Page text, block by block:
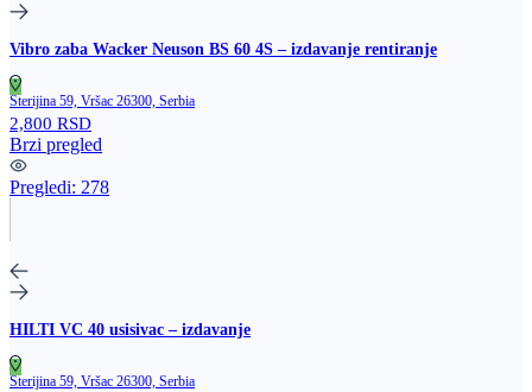
Vibro zaba Wacker Neuson BS 60 4S – izdavanje rentiranje
Sterijina 59, Vršac 26300, Serbia
2,800 RSD
Brzi pregled
Pregledi: 278
HILTI VC 40 usisivac – izdavanje
Sterijina 59, Vršac 26300, Serbia